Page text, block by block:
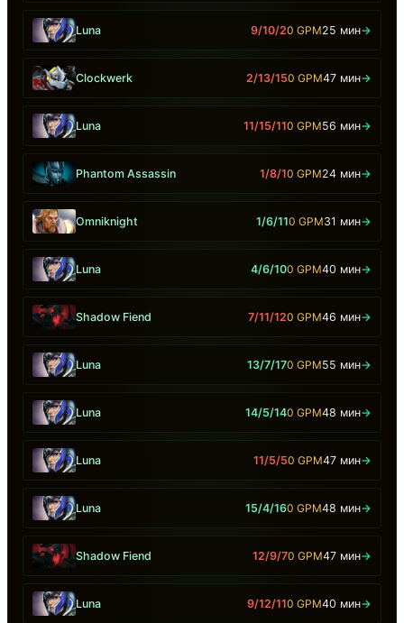
Luna 9/10/20 GPM25 мин→
Clockwerk 2/13/150 GPM47 мин→
Luna 11/15/110 GPM56 мин→
Phantom Assassin 1/8/10 GPM24 мин→
Omniknight 1/6/110 GPM31 мин→
Luna 4/6/100 GPM40 мин→
Shadow Fiend 7/11/120 GPM46 мин→
Luna 13/7/170 GPM55 мин→
Luna 14/5/140 GPM48 мин→
Luna 11/5/50 GPM47 мин→
Luna 15/4/160 GPM48 мин→
Shadow Fiend 12/9/70 GPM47 мин→
Luna 9/12/110 GPM40 мин→